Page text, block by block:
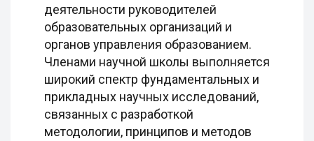
деятельности руководителей
образовательных организаций и
органов управления образованием.
Членами научной школы выполняется
широкий спектр фундаментальных и
прикладных научных исследований,
связанных с разработкой
методологии, принципов и методов